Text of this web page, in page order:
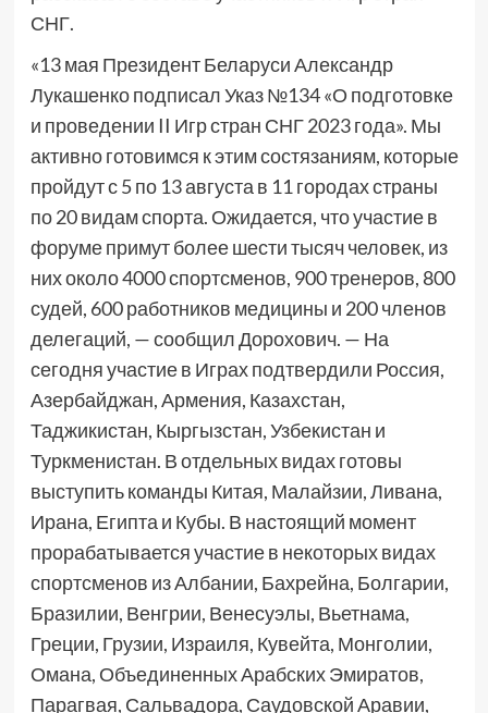
СНГ.
«13 мая Президент Беларуси Александр
Лукашенко подписал Указ №134 «О подготовке
и проведении II Игр стран СНГ 2023 года». Мы
активно готовимся к этим состязаниям, которые
пройдут с 5 по 13 августа в 11 городах страны
по 20 видам спорта. Ожидается, что участие в
форуме примут более шести тысяч человек, из
них около 4000 спортсменов, 900 тренеров, 800
судей, 600 работников медицины и 200 членов
делегаций, — сообщил Дорохович. — На
сегодня участие в Играх подтвердили Россия,
Азербайджан, Армения, Казахстан,
Таджикистан, Кыргызстан, Узбекистан и
Туркменистан. В отдельных видах готовы
выступить команды Китая, Малайзии, Ливана,
Ирана, Египта и Кубы. В настоящий момент
прорабатывается участие в некоторых видах
спортсменов из Албании, Бахрейна, Болгарии,
Бразилии, Венгрии, Венесуэлы, Вьетнама,
Греции, Грузии, Израиля, Кувейта, Монголии,
Омана, Объединенных Арабских Эмиратов,
Парагвая, Сальвадора, Саудовской Аравии,